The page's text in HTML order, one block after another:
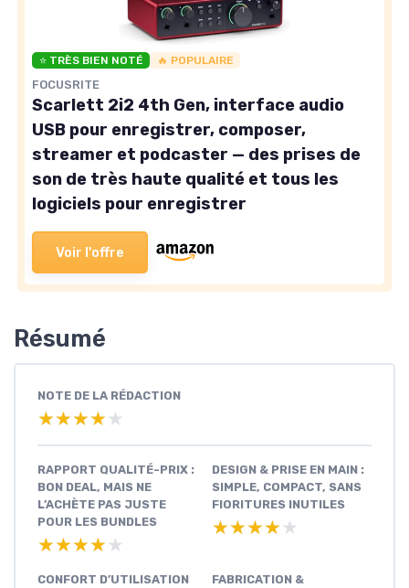
⭐ TRÈS BIEN NOTÉ 🔥 POPULAIRE
FOCUSRITE
Scarlett 2i2 4th Gen, interface audio
USB pour enregistrer, composer,
streamer et podcaster — des prises de
son de très haute qualité et tous les
logiciels pour enregistrer
Voir l'offre
Résumé
NOTE DE LA RÉDACTION
★★★★★
★★★★★
RAPPORT QUALITÉ-PRIX :
BON DEAL, MAIS NE
L’ACHÈTE PAS JUSTE
POUR LES BUNDLES
★★★★★
★★★★★
DESIGN & PRISE EN MAIN :
SIMPLE, COMPACT, SANS
FIORITURES INUTILES
★★★★★
★★★★★
CONFORT D’UTILISATION
FABRICATION &